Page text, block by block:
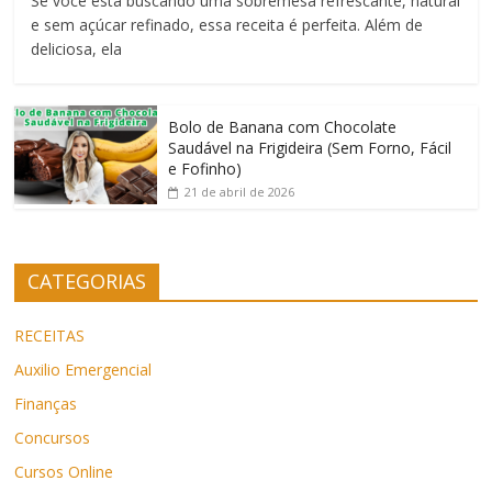
e sem açúcar refinado, essa receita é perfeita. Além de
deliciosa, ela
Bolo de Banana com Chocolate
Saudável na Frigideira (Sem Forno, Fácil
e Fofinho)
21 de abril de 2026
CATEGORIAS
RECEITAS
Auxilio Emergencial
Finanças
Concursos
Cursos Online